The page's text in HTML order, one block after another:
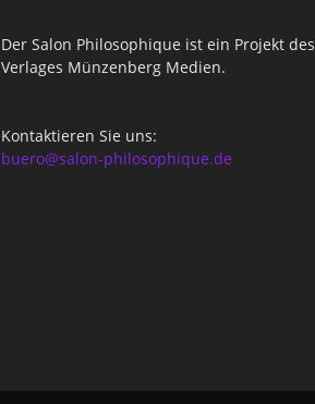
Der Salon Philosophique ist ein Projekt des
Verlages Münzenberg Medien.
Kontaktieren Sie uns:
buero@salon-philosophique.de